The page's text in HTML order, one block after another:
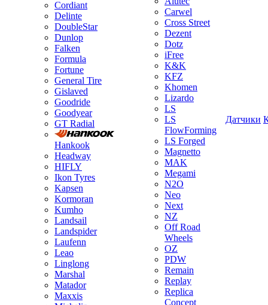
Cordiant
Delinte
DoubleStar
Dunlop
Falken
Formula
Fortune
General Tire
Gislaved
Goodride
Goodyear
GT Radial
Hankook
Headway
HIFLY
Ikon Tyres
Kapsen
Kormoran
Kumho
Landsail
Landspider
Laufenn
Leao
Linglong
Marshal
Matador
Maxxis
Carwel
Cross Street
Dezent
Dotz
iFree
K&K
KFZ
Khomen
Lizardo
LS
LS
FlowForming
LS Forged
Magnetto
MAK
Megami
N2O
Neo
Next
NZ
Off Road
Wheels
OZ
PDW
Remain
Replay
Replica
Concept
Датчики